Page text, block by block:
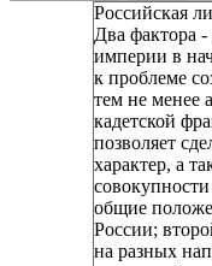
Российская
Два фактора
империи в
к проблеме
тем не менее
кадетской
позволяет
характер, а
общие
России;
на разных